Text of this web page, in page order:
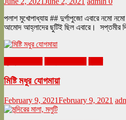
পলাশ মুখোপাধ্যায় ## দুর্গাপুজো এবারে নমো
আমোদ আহ্লাদের ছুটিই ছিল এবারে। সপ্তমীর
মিষ্টি মধুর যোগমায়া
February 9, 2021February 9, 2021